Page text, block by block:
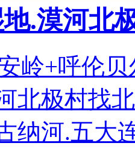
.漠河北